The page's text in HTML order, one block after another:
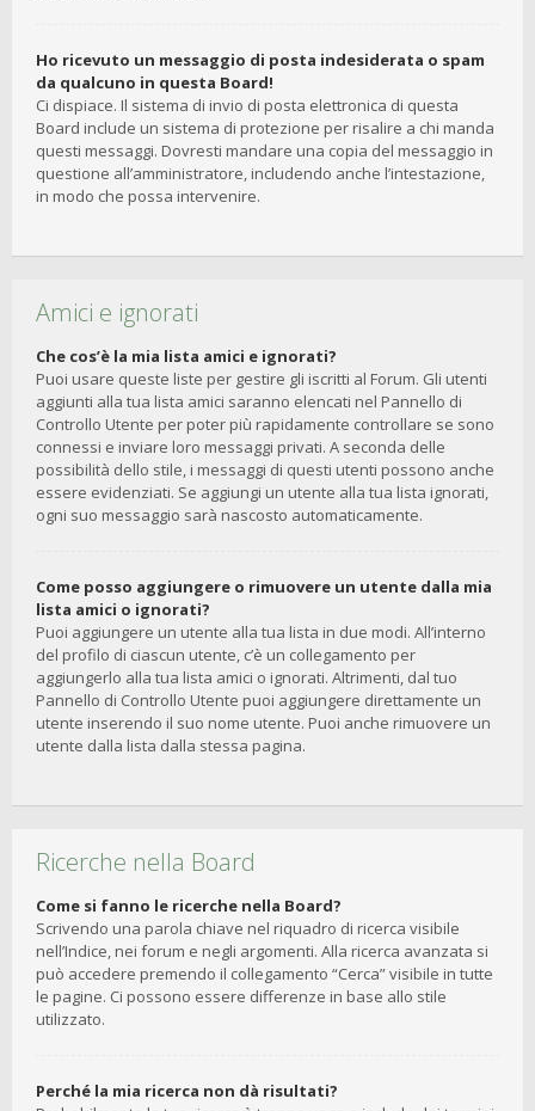
Ho ricevuto un messaggio di posta indesiderata o spam
da qualcuno in questa Board!
Ci dispiace. Il sistema di invio di posta elettronica di questa
Board include un sistema di protezione per risalire a chi manda
questi messaggi. Dovresti mandare una copia del messaggio in
questione all’amministratore, includendo anche l’intestazione,
in modo che possa intervenire.
Amici e ignorati
Che cos’è la mia lista amici e ignorati?
Puoi usare queste liste per gestire gli iscritti al Forum. Gli utenti
aggiunti alla tua lista amici saranno elencati nel Pannello di
Controllo Utente per poter più rapidamente controllare se sono
connessi e inviare loro messaggi privati. A seconda delle
possibilità dello stile, i messaggi di questi utenti possono anche
essere evidenziati. Se aggiungi un utente alla tua lista ignorati,
ogni suo messaggio sarà nascosto automaticamente.
Come posso aggiungere o rimuovere un utente dalla mia
lista amici o ignorati?
Puoi aggiungere un utente alla tua lista in due modi. All’interno
del profilo di ciascun utente, c’è un collegamento per
aggiungerlo alla tua lista amici o ignorati. Altrimenti, dal tuo
Pannello di Controllo Utente puoi aggiungere direttamente un
utente inserendo il suo nome utente. Puoi anche rimuovere un
utente dalla lista dalla stessa pagina.
Ricerche nella Board
Come si fanno le ricerche nella Board?
Scrivendo una parola chiave nel riquadro di ricerca visibile
nell’Indice, nei forum e negli argomenti. Alla ricerca avanzata si
può accedere premendo il collegamento “Cerca” visibile in tutte
le pagine. Ci possono essere differenze in base allo stile
utilizzato.
Perché la mia ricerca non dà risultati?